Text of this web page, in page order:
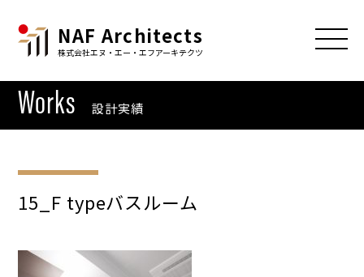
NAF Architects
株式会社エヌ・エー・エフアーキテクツ
Works 設計実績
15_F typeバスルーム